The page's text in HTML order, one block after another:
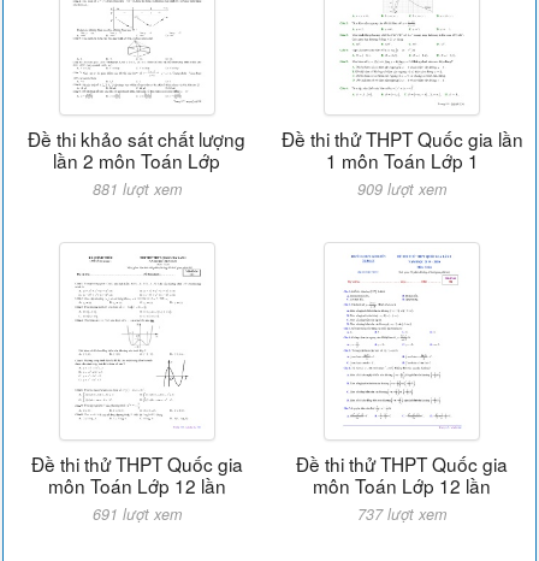
Đề thi khảo sát chất lượng
lần 2 môn Toán Lớp
881 lượt xem
Đề thi thử THPT Quốc gia lần
1 môn Toán Lớp 1
909 lượt xem
Đề thi thử THPT Quốc gia
môn Toán Lớp 12 lần
691 lượt xem
Đề thi thử THPT Quốc gia
môn Toán Lớp 12 lần
737 lượt xem